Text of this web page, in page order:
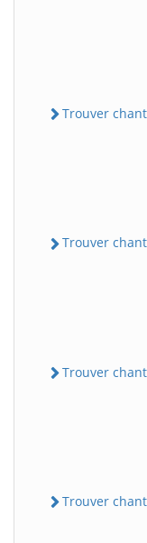
Trouver
Trouver
Trouver
Trouver